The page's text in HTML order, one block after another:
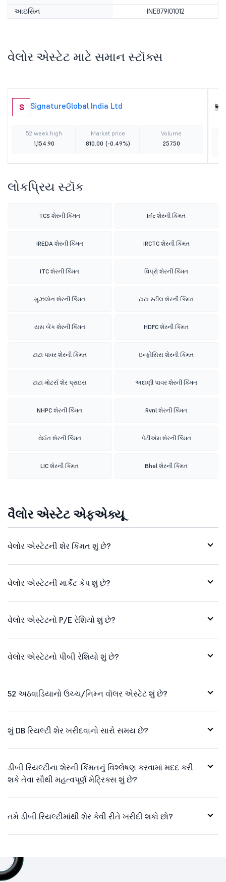
આઇસિન
INE879I01012
વેલોર એસ્ટેટ માટે સમાન સ્ટૉક્સ
S SignatureGlobal India Ltd
52 week high
1,154.90
Market price
810.00 (-0.49%)
Volume
25750
લોકપ્રિય સ્ટૉક
TCS શેરની કિંમત Irfc શેરની કિંમત
IREDA શેરની કિંમત IRCTC શેરની કિંમત
ITC શેરની કિંમત વિપ્રો શેરની કિંમત
સુઝલોન શેરની કિંમત ટાટા સ્ટીલ શેરની કિંમત
યસ બેંક શેરની કિંમત HDFC શેરની કિંમત
ટાટા પાવર શેરની કિંમત ઇન્ફોસિસ શેરની કિંમત
ટાટા મોટર્સ શેર પ્રાઇસ અદાણી પાવર શેરની કિંમત
NHPC શેરની કિંમત Rvnl શેરની કિંમત
વેદાંત શેરની કિંમત પેટીએમ શેરની કિંમત
LIC શેરની કિંમત Bhel શેરની કિંમત
વૈલોર એસ્ટેટ એફએક્યૂ
વેલોર એસ્ટેટની શેર કિંમત શું છે?
વેલોર એસ્ટેટની માર્કેટ કેપ શું છે?
વેલોર એસ્ટેટનો P/E રેશિયો શું છે?
વેલોર એસ્ટેટનો પીબી રેશિયો શું છે?
52 અઠવાડિયાનો ઉચ્ચ/નિમ્ન વૉલર એસ્ટેટ શું છે?
શું DB રિયલ્ટી શેર ખરીદવાનો સારો સમય છે?
ડીબી રિયલ્ટીના શેરની કિંમતનું વિશ્લેષણ કરવામાં મદદ કરી
શકે તેવા સૌથી મહત્વપૂર્ણ મેટ્રિક્સ શું છે?
તમે ડીબી રિયલ્ટીમાંથી શેર કેવી રીતે ખરીદી શકો છો?